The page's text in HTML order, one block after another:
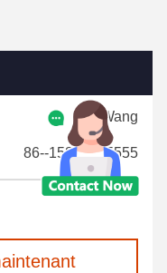
Mr. Wang
86--15857925555